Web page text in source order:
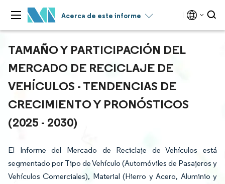
Acerca de este informe
TAMAÑO Y PARTICIPACIÓN DEL
MERCADO DE RECICLAJE DE
VEHÍCULOS - TENDENCIAS DE
CRECIMIENTO Y PRONÓSTICOS
(2025 - 2030)
El Informe del Mercado de Reciclaje de Vehículos está
segmentado por Tipo de Vehículo (Automóviles de Pasajeros y
Vehículos Comerciales), Material (Hierro y Acero, Aluminio y